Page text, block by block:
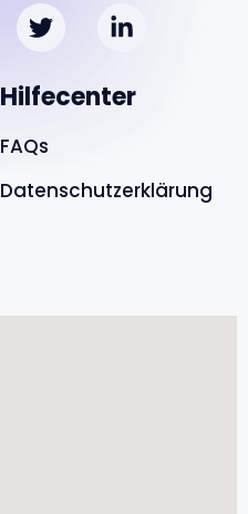
Hilfecenter
FAQs
Datenschutzerklärung